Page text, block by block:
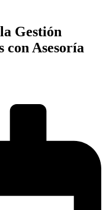
Gestión
Asesoría